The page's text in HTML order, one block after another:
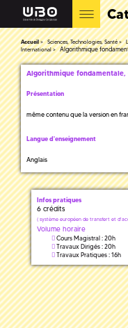
Accueil Sciences, Technologies, Santé
International
Algorithmique
Algorithmique
Présentation
même contenu que la version en
Langue d'enseignement
Anglais
Infos pratiques
6 crédits
( système européen de transfert et
Volume horaire
Cours Magistral : 20h
Travaux Dirigés : 20h
Travaux Pratiques : 16h